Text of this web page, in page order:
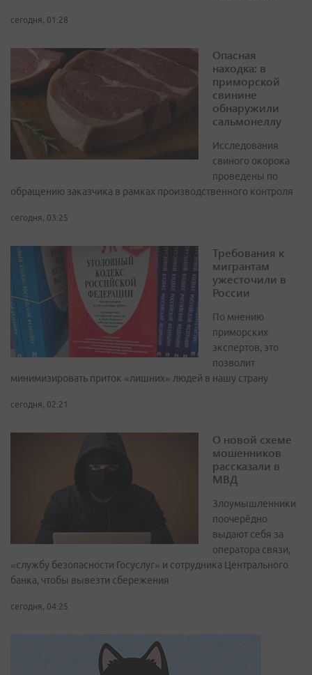
сегодня, 01:28
Опасная
находка: в
приморской
свинине
обнаружили
сальмонеллу
Исследования
свиного окорока
проведены по
обращению заказчика в рамках производственного контроля
сегодня, 03:25
Требования к
мигрантам
ужесточили в
России
По мнению
приморских
экспертов, это
позволит
минимизировать приток «лишних» людей в нашу страну
сегодня, 02:21
О новой схеме
мошенников
рассказали в
МВД
Злоумышленники
поочерёдно
выдают себя за
оператора связи,
«службу безопасности Госуслуг» и сотрудника Центрального
банка, чтобы вывезти сбережения
сегодня, 04:25